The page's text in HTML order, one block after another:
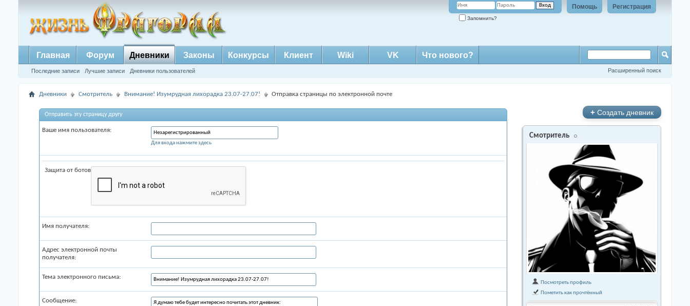
Регистрация
Помощь
Запомнить?
Главная Форум Дневники
Последние записи Лучшие записи Дневники пользователей
Законы Конкурсы Клиент Wiki VK Что нового?
Расширенный поиск
Дневники Смотритель Внимание! Изумрудная лихорадка 23.07-27.07! Отправка страницы по электронной почте
Отправить эту страницу другу
Ваше имя пользователя:
Для входа нажмите здесь
Защита от ботов
Имя получателя:
Адрес электронной почты
получателя:
Тема электронного письма:
Сообщение:
+ Создать дневник
Смотритель
Посмотреть профиль
Пометить как прочтённый